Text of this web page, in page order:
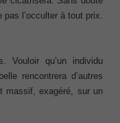
l’occulter à tout prix.
Vouloir qu’un individu
rencontrera d’autres
massif, exagéré, sur un